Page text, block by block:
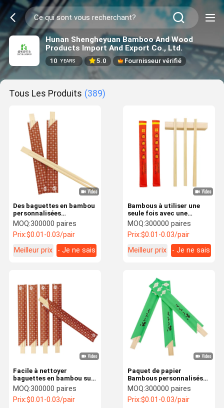
Hunan Shengheyuan Bamboo And Wood
Products Import And Export Co., Ltd.
10 YEARS 5.0 Fournisseur vérifié
Tous Les Produits (389)
Des baguettes en bambou
personnalisées
écologiques légères et
personnalisées
MOQ:300000 paires
Prix:$0.01-0.03/pair
Meilleur prix
- Je ne sais
Bambous à utiliser une
seule fois avec une
finition lisse pour manger
et cuisiner
MOQ:300000 paires
Prix:$0.01-0.03/pair
Meilleur prix
- Je ne sais
Facile à nettoyer
baguettes en bambou sur
mesure Magasin
alimentaire Baguettes
personnalisées en vrac
MOQ:300000 paires
Prix:$0.01-0.03/pair
Paquet de papier
Bambous personnalisés
Bambous personnalisés
MOQ:300000 paires
Prix:$0.01-0.03/pair